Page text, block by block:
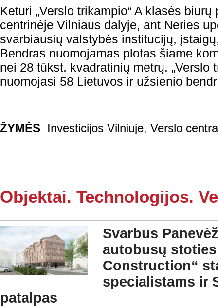
Keturi „Verslo trikampio“ A klasės
centrinėje Vilniaus dalyje, ant Neries
svarbiausių valstybės institucijų,
Bendras nuomojamas plotas šiame
nei 28 tūkst. kvadratinių metrų. „Verslo
nuomojasi 58 Lietuvos ir užsienio
ŽYMĖS Investicijos Vilniuje, Verslo
Objektai. Technologijos.
Svarbus
autobusų
Construction“
specialistams ir
patalpas